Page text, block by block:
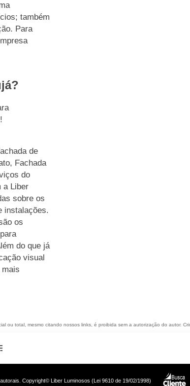
também
Para
de
Fachada
do
a Liber
sobre os
instalações.
os
do que já
visual
ou total, mesmo citando nossos links, é proibida sem a autorização do autor.
Copyright© Liber Luminosos (Lei 9610 de 19/02/1998)